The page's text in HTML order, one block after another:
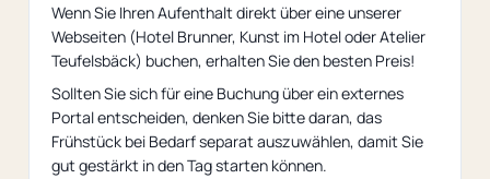
Wenn Sie Ihren Aufenthalt direkt über eine unserer
Webseiten (Hotel Brunner, Kunst im Hotel oder Atelier
Teufelsbäck) buchen, erhalten Sie den besten Preis!
Sollten Sie sich für eine Buchung über ein externes
Portal entscheiden, denken Sie bitte daran, das
Frühstück bei Bedarf separat auszuwählen, damit Sie
gut gestärkt in den Tag starten können.